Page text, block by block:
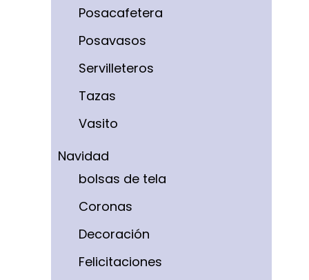
Posacafetera
Posavasos
Servilleteros
Tazas
Vasito
Navidad
bolsas de tela
Coronas
Decoración
Felicitaciones